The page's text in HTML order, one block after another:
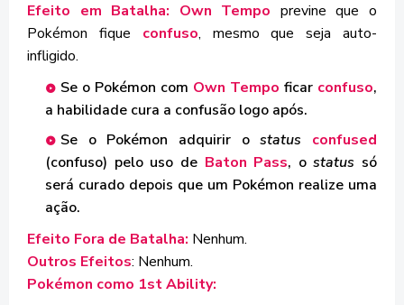
Efeito em Batalha: Own Tempo previne que o
Pokémon fique confuso, mesmo que seja auto-
infligido.
Se o Pokémon com Own Tempo ficar confuso,
a habilidade cura a confusão logo após.
Se o Pokémon adquirir ostatus
confused
(confuso) pelo uso de Baton Pass, ostatus só
será curado depois que um Pokémon realize uma
ação.
Efeito Fora de Batalha: Nenhum.
Outros Efeitos: Nenhum.
Pokémon como 1st Ability: